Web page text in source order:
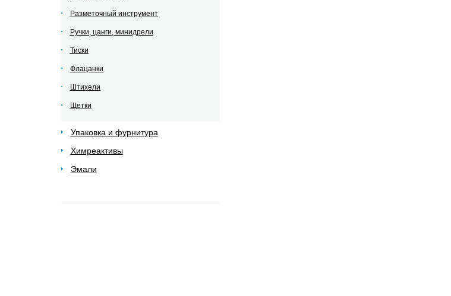
Разметочный инструмент
Ручки, цанги, минидрели
Тиски
Флацанки
Штихели
Щетки
Упаковка и фурнитура
Химреактивы
Эмали